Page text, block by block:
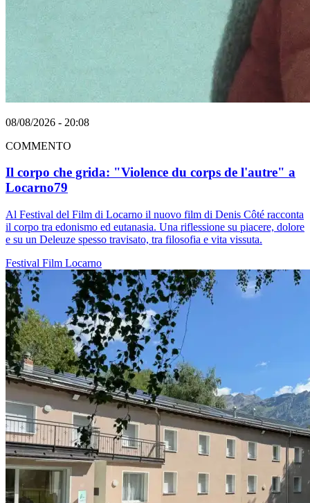
08/08/2026 - 20:08
COMMENTO
Il corpo che grida: "Violence du corps de l'autre" a
Locarno79
Al Festival del Film di Locarno il nuovo film di Denis Côté racconta
il corpo tra edonismo ed eutanasia. Una riflessione su piacere, dolore
e su un Deleuze spesso travisato, tra filosofia e vita vissuta.
Festival Film Locarno